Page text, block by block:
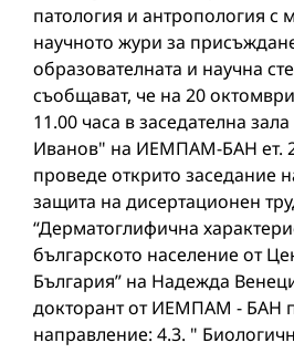
патология и антропология с
научното жури за
образователната и научна
съобщават, че на 20
11.00 часа в заседателна
Иванов" на ИЕМПАМ-БАН ет.
проведе открито заседание
защита на дисертационен
“Дерматоглифична
българското население от
България” на Надежда
докторант от ИЕМПАМ - БАН
направление: 4.3. "